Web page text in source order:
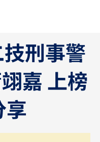
刑事警
嘉 上榜
享